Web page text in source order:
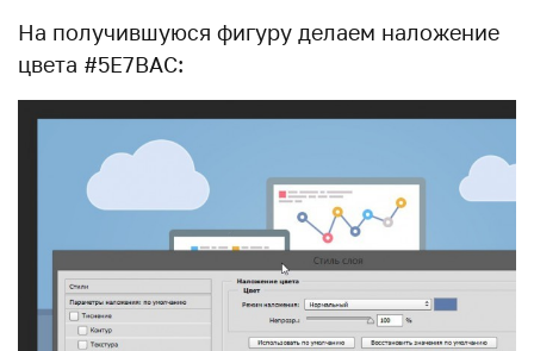
На получившуюся фигуру делаем наложение
цвета #5E7BAC: